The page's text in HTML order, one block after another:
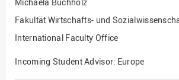
Gebäude und Technik
Gesellschaftliches
Gleichstellungsbüro
Fakultät Wirtschafts- und
International Faculty Office
Incoming Student Advisor: Europe